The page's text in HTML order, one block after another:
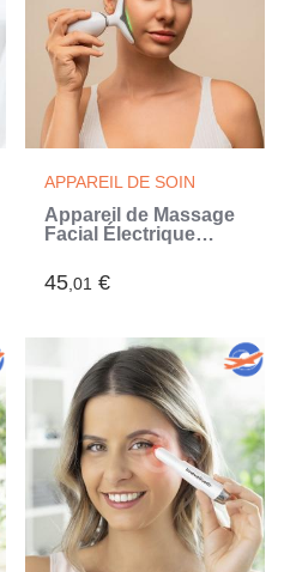
APPAREIL DE SOIN
Appareil de Massage
Facial Électrique
Visage et Cou avec
LED, EMS et Chaleur
45,01 €